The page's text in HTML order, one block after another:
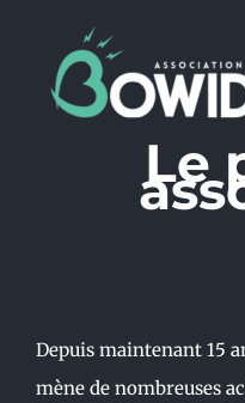
content
Le
Depuis maintenant 15
mène de nombreuses